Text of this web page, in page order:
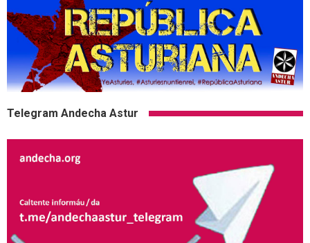
Telegram Andecha Astur